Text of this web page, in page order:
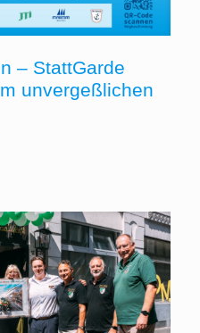
– StattGarde
unvergeßlichen